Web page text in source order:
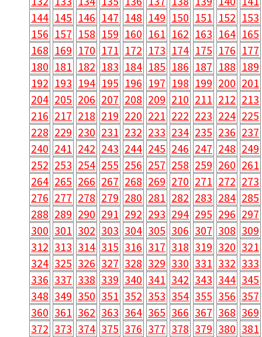
144 145 146 147 148 149 150 151 152 153
156 157 158 159 160 161 162 163 164 165
168 169 170 171 172 173 174 175 176 177
180 181 182 183 184 185 186 187 188 189
192 193 194 195 196 197 198 199 200 201
204 205 206 207 208 209 210 211 212 213
216 217 218 219 220 221 222 223 224 225
228 229 230 231 232 233 234 235 236 237
240 241 242 243 244 245 246 247 248 249
252 253 254 255 256 257 258 259 260 261
264 265 266 267 268 269 270 271 272 273
276 277 278 279 280 281 282 283 284 285
288 289 290 291 292 293 294 295 296 297
300 301 302 303 304 305 306 307 308 309
312 313 314 315 316 317 318 319 320 321
324 325 326 327 328 329 330 331 332 333
336 337 338 339 340 341 342 343 344 345
348 349 350 351 352 353 354 355 356 357
360 361 362 363 364 365 366 367 368 369
372 373 374 375 376 377 378 379 380 381